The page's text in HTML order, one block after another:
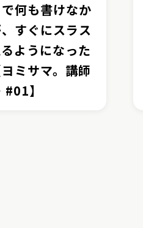
何も書けなか
すぐにスラス
ようになった
ミサマ。講師
】